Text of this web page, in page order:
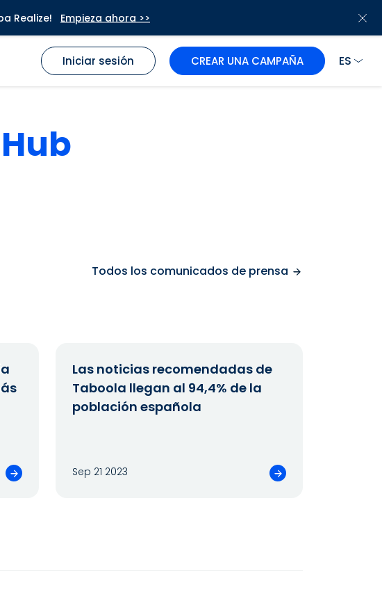
Realize! Empieza ahora >>
Iniciar sesión CREAR UNA CAMPAÑA ES
Todos los comunicados de prensa
Las noticias recomendadas de
Taboola llegan al 94,4% de la
población española
Sep 21 2023